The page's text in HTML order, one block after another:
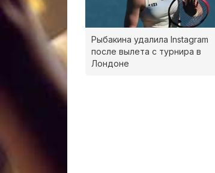
Рыбакина удалила Instagram
после вылета с турнира в
Лондоне